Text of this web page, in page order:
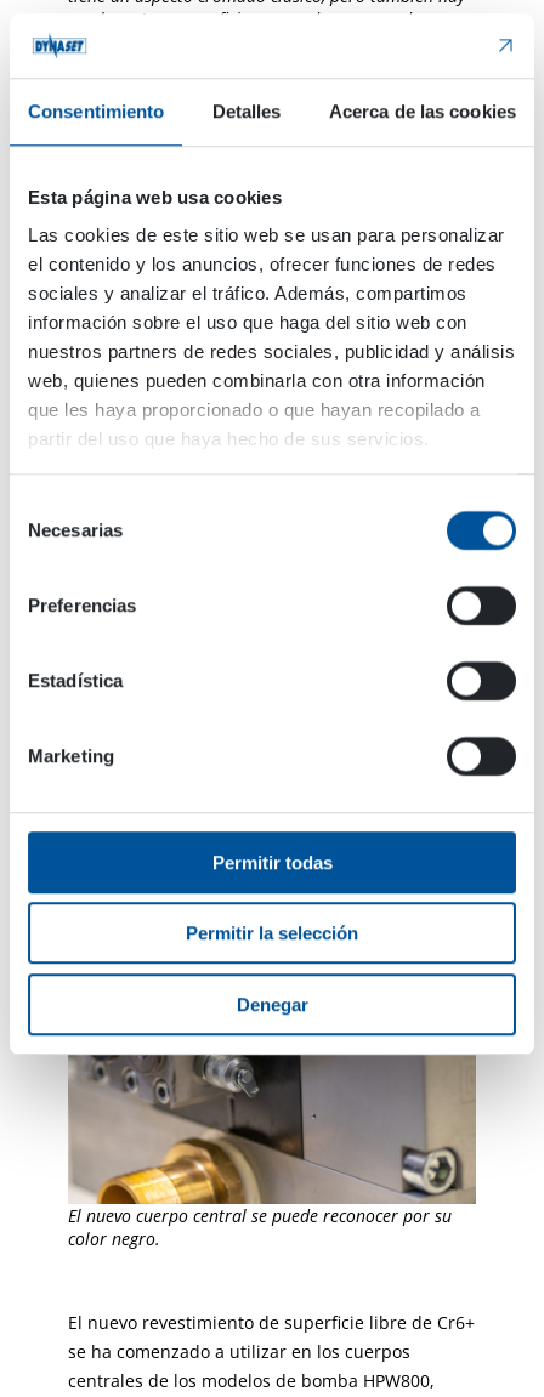
Consentimiento Detalles Acerca de las cookies
Esta página web usa cookies
Las cookies de este sitio web se usan para personalizar
el contenido y los anuncios, ofrecer funciones de redes
sociales y analizar el tráfico. Además, compartimos
información sobre el uso que haga del sitio web con
nuestros partners de redes sociales, publicidad y análisis
web, quienes pueden combinarla con otra información
que les haya proporcionado o que hayan recopilado a
partir del uso que haya hecho de sus servicios.
Necesarias
Preferencias
Estadística
Marketing
Permitir todas
Permitir la selección
Denegar
muchas otras superficies cromadas que pueden
variar en color y aspecto.
Por qué es un problema? La superficie cromada
ambiente cuando esté sobre el producto, pero el
proceso de recubrimiento sí. La producción de
recubrimientos que incluyen cromo Cr6+ es
cancerígena y peligrosa para la salud y el medio
ambiente. Desde 2017 haciendo un
recubrimiento que incluye Cr6+, necesita un
permiso y está muy regulado
Nueva superficie
de las altas presiones de aceite. La bomba
presiones y también, como estamos hablando de
Es por eso que el cromato se ha utilizado en el
peligroso fabricarlo, Dynaset ha decidido cambiar
el revestimiento de la superficie de los cuerpos
El nuevo cuerpo central se puede reconocer por su
color negro.
El nuevo revestimiento de superficie libre de Cr6+
se ha comenzado a utilizar en los cuerpos
centrales de los modelos de bomba HPW800,